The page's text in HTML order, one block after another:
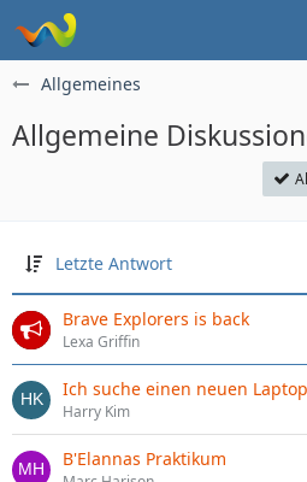
Allgemeines
Allgemeine
Letzte Antwort
Brave Explorers is back
Lexa Griffin
Ich suche einen neuen Laptop
Harry Kim
B'Elannas Praktikum